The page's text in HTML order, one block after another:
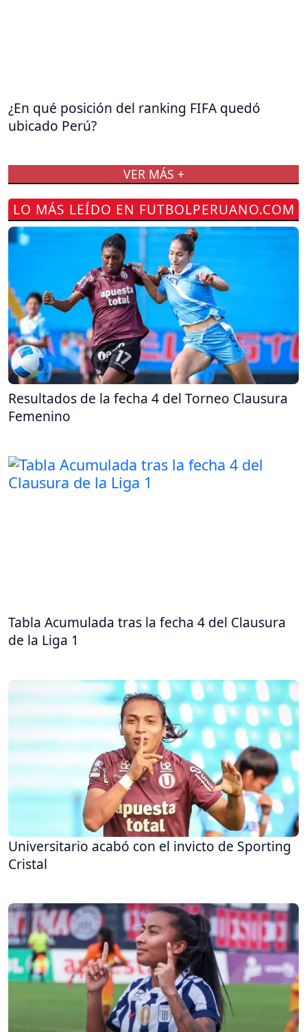
¿En qué posición del ranking FIFA quedó
ubicado Perú?
VER MÁS +
LO MÁS LEÍDO EN FUTBOLPERUANO.COM
Resultados de la fecha 4 del Torneo Clausura
Femenino
Tabla Acumulada tras la fecha 4 del Clausura
de la Liga 1
Universitario acabó con el invicto de Sporting
Cristal